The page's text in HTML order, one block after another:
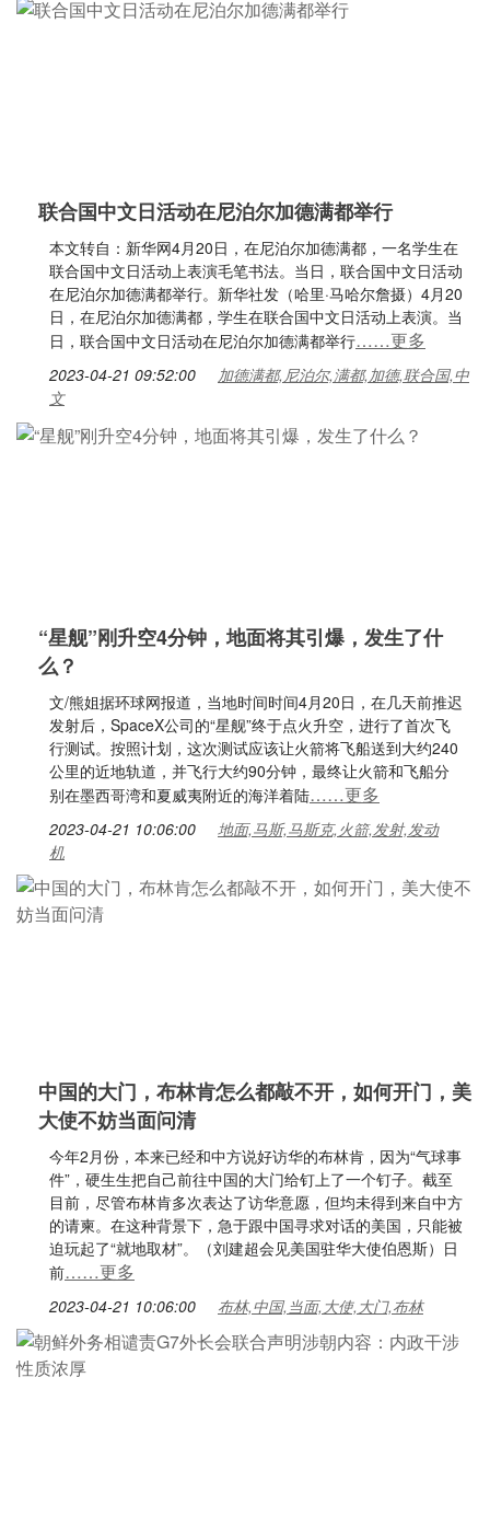
联合国中文日活动在尼泊尔加德满都举行
本文转自：新华网4月20日，在尼泊尔加德满都，一名学生在
联合国中文日活动上表演毛笔书法。当日，联合国中文日活动
在尼泊尔加德满都举行。新华社发（哈里·马哈尔詹摄）4月20
日，在尼泊尔加德满都，学生在联合国中文日活动上表演。当
日，联合国中文日活动在尼泊尔加德满都举行……更多
2023-04-21 09:52:00
加德满都,尼泊尔,满都,加德,联合国,中
文
“星舰”刚升空4分钟，地面将其引爆，发生了什
么？
文/熊姐据环球网报道，当地时间时间4月20日，在几天前推迟
发射后，SpaceX公司的“星舰”终于点火升空，进行了首次飞
行测试。按照计划，这次测试应该让火箭将飞船送到大约240
公里的近地轨道，并飞行大约90分钟，最终让火箭和飞船分
别在墨西哥湾和夏威夷附近的海洋着陆……更多
2023-04-21 10:06:00
地面,马斯,马斯克,火箭,发射,发动
机
中国的大门，布林肯怎么都敲不开，如何开门，美
大使不妨当面问清
今年2月份，本来已经和中方说好访华的布林肯，因为“气球事
件”，硬生生把自己前往中国的大门给钉上了一个钉子。截至
目前，尽管布林肯多次表达了访华意愿，但均未得到来自中方
的请柬。在这种背景下，急于跟中国寻求对话的美国，只能被
迫玩起了“就地取材”。（刘建超会见美国驻华大使伯恩斯）日
前……更多
2023-04-21 10:06:00 布林,中国,当面,大使,大门,布林